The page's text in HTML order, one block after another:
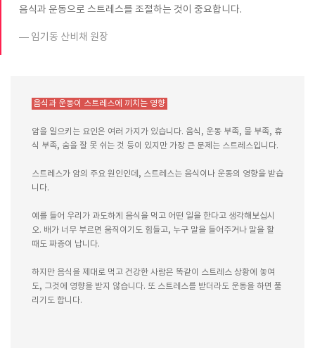
음식과 운동으로 스트레스를 조절하는 것이 중요합니다.
임기동 산비채 원장
음식과 운동이 스트레스에 끼치는 영향
암을 일으키는 요인은 여러 가지가 있습니다. 음식, 운동 부족, 물 부족, 휴
식 부족, 숨을 잘 못 쉬는 것 등이 있지만 가장 큰 문제는 스트레스입니다.
스트레스가 암의 주요 원인인데, 스트레스는 음식이나 운동의 영향을 받습
니다.
예를 들어 우리가 과도하게 음식을 먹고 어떤 일을 한다고 생각해보십시
오. 배가 너무 부르면 움직이기도 힘들고, 누구 말을 들어주거나 말을 할
때도 짜증이 납니다.
하지만 음식을 제대로 먹고 건강한 사람은 똑같이 스트레스 상황에 놓여
도, 그것에 영향을 받지 않습니다. 또 스트레스를 받더라도 운동을 하면 풀
리기도 합니다.